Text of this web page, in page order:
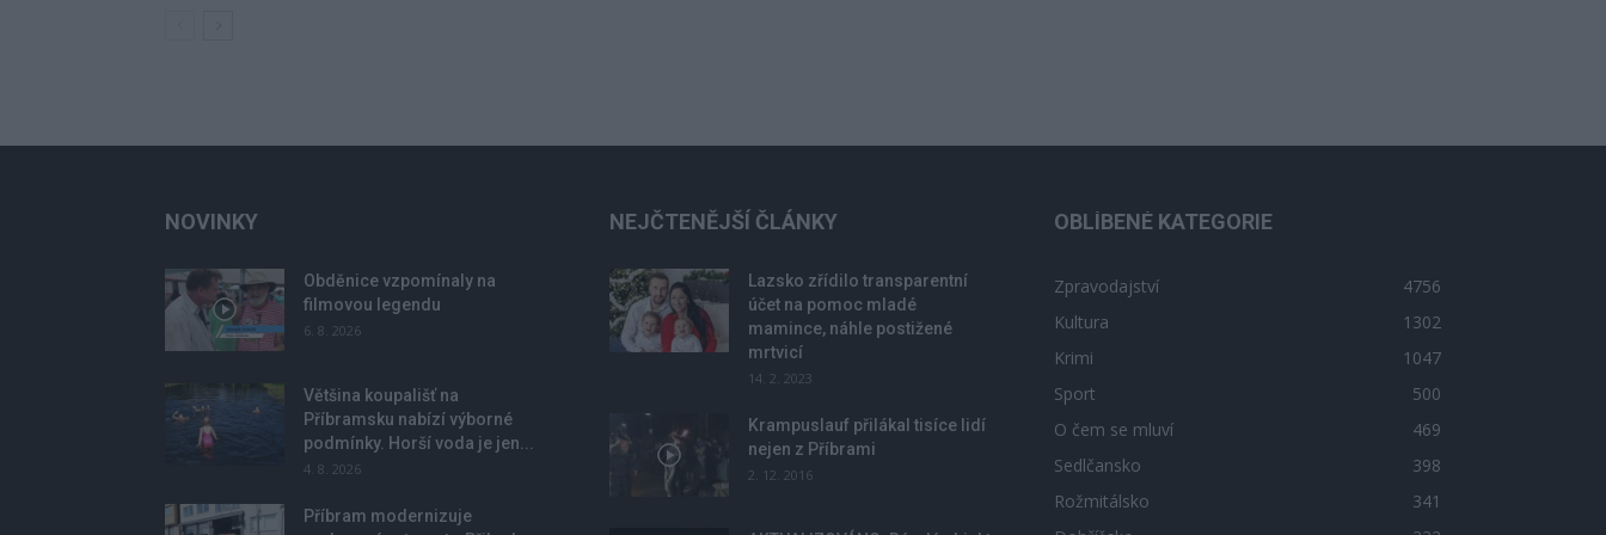
NOVINKY
Obděnice vzpomínaly na
filmovou legendu
6. 8. 2026
Většina koupališť na
Příbramsku nabízí výborné
podmínky. Horší voda je jen...
4. 8. 2026
Příbram modernizuje
NEJČTENĚJŠÍ ČLÁNKY
Lazsko zřídilo transparentní
účet na pomoc mladé
mamince, náhle postižené
mrtvicí
14. 2. 2023
Krampuslauf přilákal tisíce lidí
nejen z Příbrami
2. 12. 2016
OBLÍBENÉ KATEGORIE
Zpravodajství
4756
Kultura
1302
Krimi
1047
Sport
500
O čem se mluví
469
Sedlčansko
398
Rožmitálsko
341